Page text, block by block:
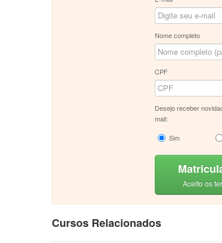
Nome completo
CPF
Desejo receber
mail:
Sim
Aceito os
Cursos Relacionados